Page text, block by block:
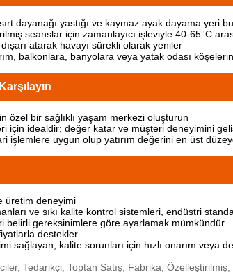
dayanağı yastığı ve kaymaz ayak dayama yeri
seanslar için zamanlayıcı işleviyle 40-65°C
atarak havayı sürekli olarak yeniler
balkonlara, banyolara veya yatak odası
özel bir sağlıklı yaşam merkezi oluşturun
için idealdir; değer katar ve müşteri deneyimini
uygun olup yatırım değerini en üst
üretim deneyimi
ve sıkı kalite kontrol sistemleri, endüstri
belirli gereksinimlere göre ayarlamak mümkündür
destekler
sağlayan, kalite sorunları için hızlı onarım veya
Tedarikçi, Toptan Satış, Fabrika,